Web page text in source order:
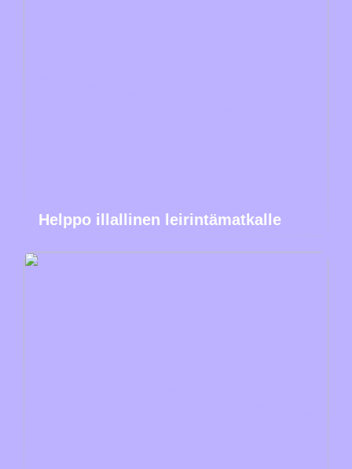
Helppo illallinen leirintämatkalle